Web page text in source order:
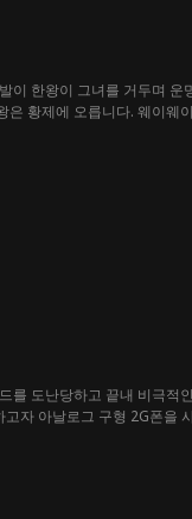
한왕이 그녀를 거두며
황제에 오릅니다. 웨이웨
도난당하고 끝내 비극적
자 아날로그 구형 2G폰을